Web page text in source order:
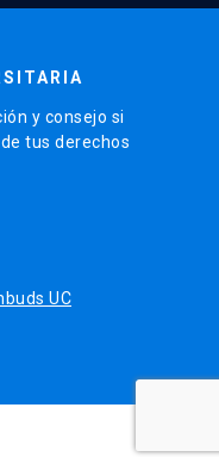
y consejo si
tus derechos
UC